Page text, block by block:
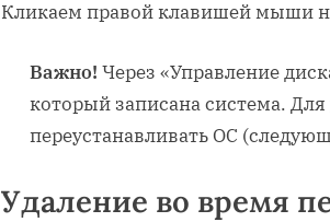
Кликаем правой клавишей мыши
Важно! Через «Управление
который записана система.
переустанавливать ОС
Удаление во время